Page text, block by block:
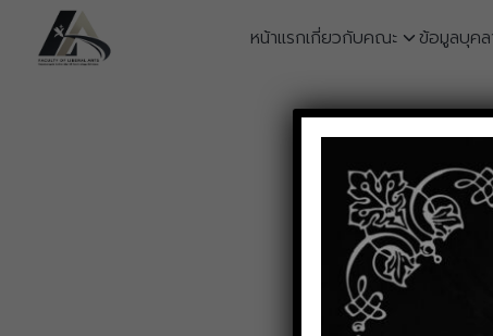
content
หน้าแรกเกี่ยวกับคณะ ข้อมูลบุคล
ประกา
ประกาศรับนักศึกษาโครง
1,117